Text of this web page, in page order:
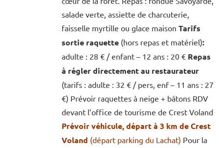
salade verte, assiette de charcuterie,
faisselle myrtille ou glace maison Tarifs
sortie raquette (hors repas et matériel):
adulte : 28 € / enfant – 12 ans : 20 € Repas
à régler directement au restaurateur
(tarifs : adulte : 32 € / pers, enf – 11 ans : 27
€) Prévoir raquettes à neige + bâtons RDV
devant l’office de tourisme de Crest Voland
Prévoir véhicule, départ à 3 km de Crest
Voland (départ parking du Lachat) Pour la